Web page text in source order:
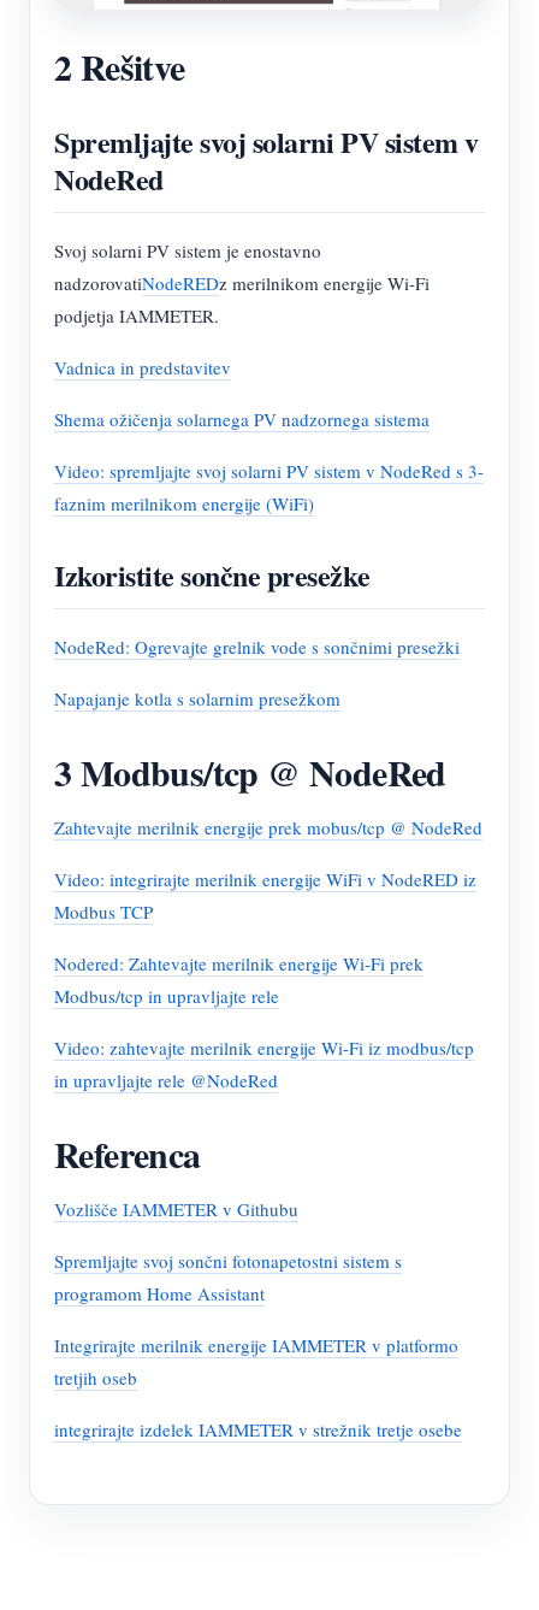
2 Rešitve
Spremljajte svoj solarni PV sistem v
NodeRed
Svoj solarni PV sistem je enostavno
nadzorovatiNodeREDz merilnikom energije Wi-Fi
podjetja IAMMETER.
Vadnica in predstavitev
Shema ožičenja solarnega PV nadzornega sistema
Video: spremljajte svoj solarni PV sistem v NodeRed s 3-
faznim merilnikom energije (WiFi)
Izkoristite sončne presežke
NodeRed: Ogrevajte grelnik vode s sončnimi presežki
Napajanje kotla s solarnim presežkom
3 Modbus/tcp @ NodeRed
Zahtevajte merilnik energije prek mobus/tcp @ NodeRed
Video: integrirajte merilnik energije WiFi v NodeRED iz
Modbus TCP
Nodered: Zahtevajte merilnik energije Wi-Fi prek
Modbus/tcp in upravljajte rele
Video: zahtevajte merilnik energije Wi-Fi iz modbus/tcp
in upravljajte rele @NodeRed
Referenca
Vozlišče IAMMETER v Githubu
Spremljajte svoj sončni fotonapetostni sistem s
programom Home Assistant
Integrirajte merilnik energije IAMMETER v platformo
tretjih oseb
integrirajte izdelek IAMMETER v strežnik tretje osebe